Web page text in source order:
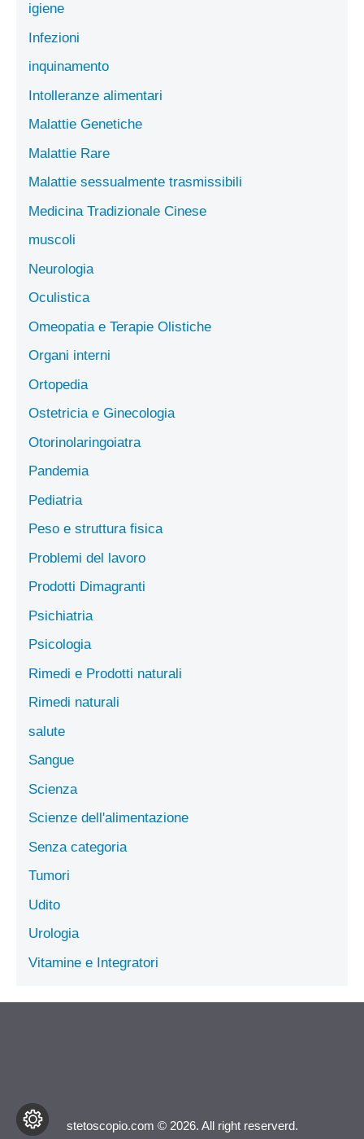
igiene
Infezioni
inquinamento
Intolleranze alimentari
Malattie Genetiche
Malattie Rare
Malattie sessualmente trasmissibili
Medicina Tradizionale Cinese
muscoli
Neurologia
Oculistica
Omeopatia e Terapie Olistiche
Organi interni
Ortopedia
Ostetricia e Ginecologia
Otorinolaringoiatra
Pandemia
Pediatria
Peso e struttura fisica
Problemi del lavoro
Prodotti Dimagranti
Psichiatria
Psicologia
Rimedi e Prodotti naturali
Rimedi naturali
salute
Sangue
Scienza
Scienze dell'alimentazione
Senza categoria
Tumori
Udito
Urologia
Vitamine e Integratori
stetoscopio.com © 2026. All right reserverd.